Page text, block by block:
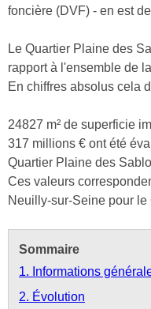
foncière (DVF) - en est
Le Quartier Plaine des
rapport à l'ensemble de
En chiffres absolus cela
24827 m² de superficie
317 millions € ont été
Quartier Plaine des
Ces valeurs
Neuilly-sur-Seine pour
Sommaire
1. Informations
2. Évolution